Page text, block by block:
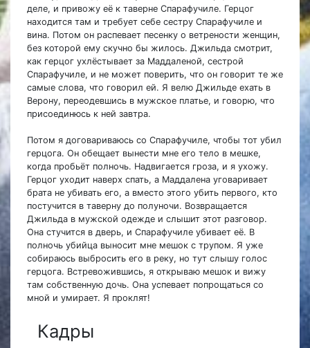
деле, и привожу её к таверне Спарафучиле. Герцог
находится там и требует себе сестру Спарафучиле и
вина. Потом он распевает песенку о ветрености женщин,
без которой ему скучно бы жилось. Джильда смотрит,
как герцог ухлёстывает за Маддаленой, сестрой
Спарафучиле, и не может поверить, что он говорит те же
самые слова, что говорил ей. Я велю Джильде ехать в
Верону, переодевшись в мужское платье, и говорю, что
присоединюсь к ней завтра.
Потом я договариваюсь со Спарафучиле, чтобы тот убил
герцога. Он обещает вынести мне его тело в мешке,
когда пробьёт полночь. Надвигается гроза, и я ухожу.
Герцог уходит наверх спать, а Маддалена уговаривает
брата не убивать его, а вместо этого убить первого, кто
постучится в таверну до полуночи. Возвращается
Джильда в мужской одежде и слышит этот разговор.
Она стучится в дверь, и Спарафучиле убивает её. В
полночь убийца выносит мне мешок с трупом. Я уже
собираюсь выбросить его в реку, но тут слышу голос
герцога. Встревожившись, я открываю мешок и вижу
там собственную дочь. Она успевает попрощаться со
мной и умирает. Я проклят!
Кадры